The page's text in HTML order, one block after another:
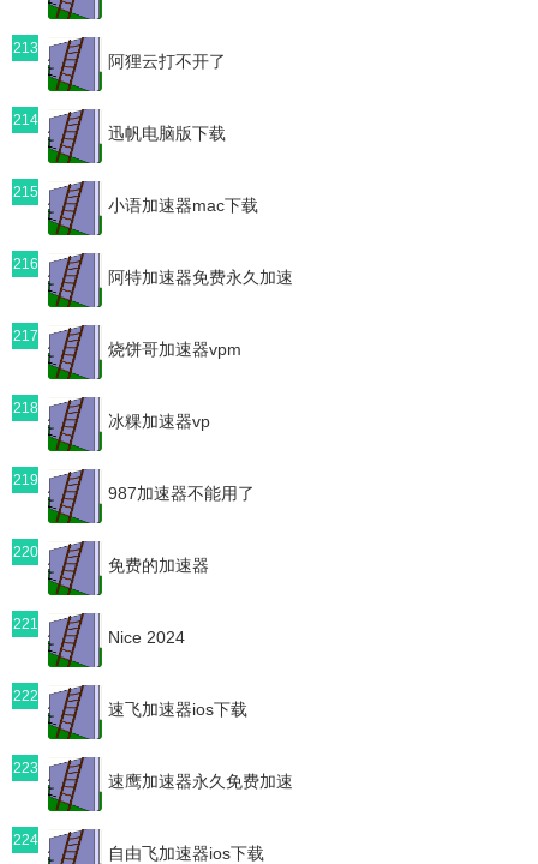
213
阿狸云打不开了
214
迅帆电脑版下载
215
小语加速器mac下载
216
阿特加速器免费永久加速
217
烧饼哥加速器vpm
218
冰粿加速器vp
219
987加速器不能用了
220
免费的加速器
221
Nice 2024
222
速飞加速器ios下载
223
速鹰加速器永久免费加速
224
自由飞加速器ios下载